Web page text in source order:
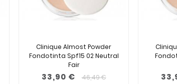
Clinique Almost Powder
Fondotinta Spf15 02 Neutral
Fair
33,90 € 46,49 €